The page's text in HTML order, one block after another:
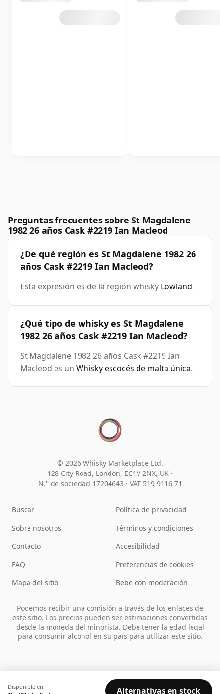
Preguntas frecuentes sobre St Magdalene
1982 26 años Cask #2219 Ian Macleod
¿De qué región es St Magdalene 1982 26
años Cask #2219 Ian Macleod?
Esta expresión es de la región whisky Lowland.
¿Qué tipo de whisky es St Magdalene
1982 26 años Cask #2219 Ian Macleod?
St Magdalene 1982 26 años Cask #2219 Ian
Macleod es un Whisky escocés de malta única.
Disponible en:
Alternativas en stock
© 2026 Whisky Marketplace Ltd.
128 City Road, London, EC1V 2NX, UK ·
N.° de sociedad 17204643 · VAT 519 9116 71
Buscar
Sobre nosotros
Contacto
FAQ
Mapa del sitio
Política de privacidad
Términos y condiciones
Accesibilidad
Preferencias de cookies
Bebe con moderación
Podemos recibir una comisión a través de los enlaces de
este sitio. Los precios pueden ser estimaciones convertidas
desde la moneda del minorista. Debe tener la edad legal
para consumir alcohol en su país para utilizar este sitio.